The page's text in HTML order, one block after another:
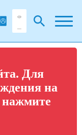
Для
на
нажмите